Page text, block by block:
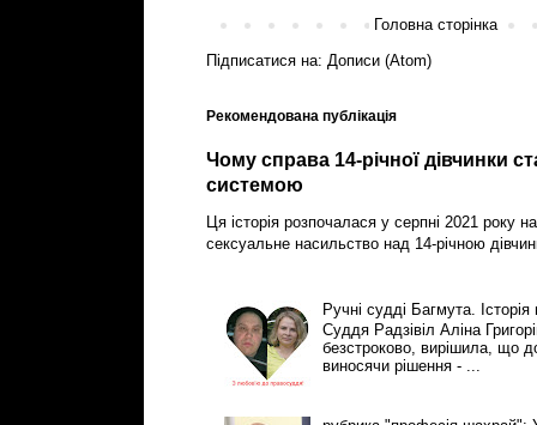
Головна сторінка
Підписатися на: Дописи (Atom)
Рекомендована публікація
Чому справа 14-річної дівчинки
системою
Ця історія розпочалася у серпні 2021 року
сексуальне насильство над 14-річною
Ручні судді Багмута.
Суддя Радзівіл Аліна
безстроково, вирішила, що
виносячи рішення - ...